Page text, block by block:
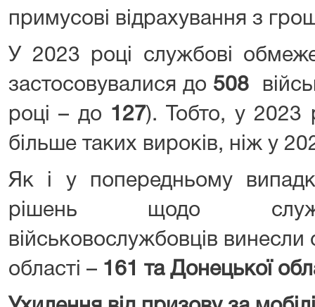
примусові відрахування з
У 2023 році службові
застосовувалися до 508
році – до 127). Тобто, у 2023
більше таких вироків, ніж у
Як і у попередньому
рішень щодо
військовослужбовців винесли
області – 161 та Донецької